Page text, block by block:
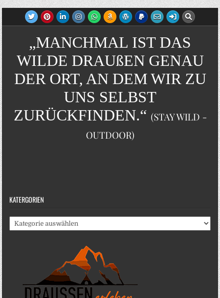
„MANCHMAL IST DAS
WILDE DRAUßEN GENAU
DER ORT, AN DEM WIR ZU
UNS SELBST
ZURÜCKFINDEN.“ (STAY WILD -
OUTDOOR)
KATERGORIEN
Katergorien